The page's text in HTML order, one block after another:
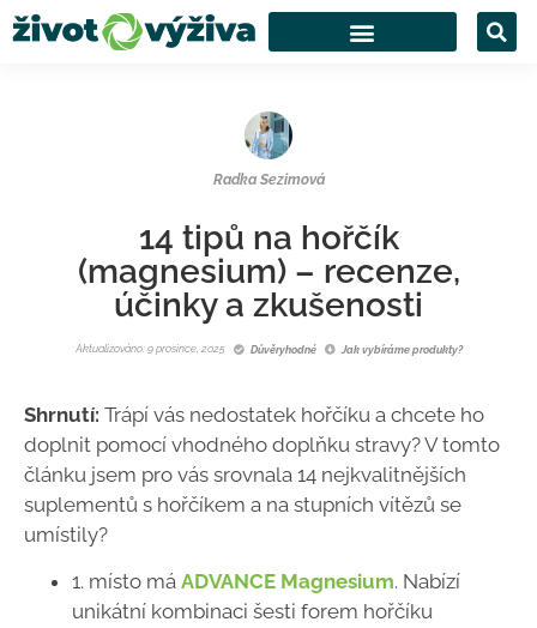
Radka Sezimová
14 tipů na hořčík
(magnesium) – recenze,
účinky a zkušenosti
Aktualizováno: 9 prosince, 2025 Důvěryhodné Jak vybíráme produkty?
Shrnutí: Trápí vás nedostatek hořčíku a chcete ho
doplnit pomocí vhodného doplňku stravy? V tomto
článku jsem pro vás srovnala 14 nejkvalitnějších
suplementů s hořčíkem a na stupních vítězů se
umístily?
1. místo má ADVANCE Magnesium. Nabízí
unikátní kombinaci šesti forem hořčíku